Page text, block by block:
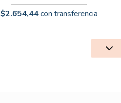
$2.654,44con transferencia